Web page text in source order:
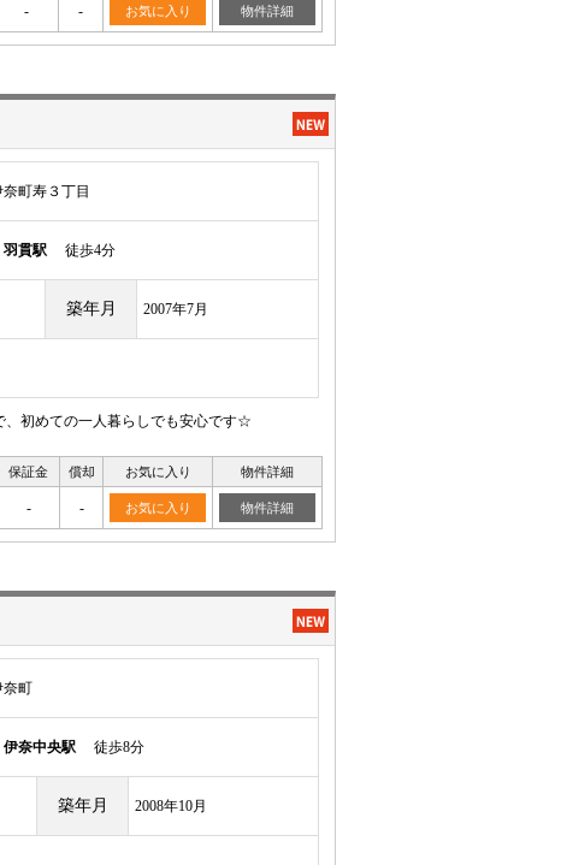
- - お気に入り 物件詳細
町寿３丁目
羽貫駅 徒歩4分
築年月 2007年7月
初めての一人暮らしでも安心です☆
保証金 償却 お気に入り 物件詳細
- - お気に入り 物件詳細
奈町
伊奈中央駅 徒歩8分
築年月 2008年10月